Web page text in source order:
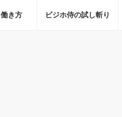
き方 ビジホ侍の試し斬り